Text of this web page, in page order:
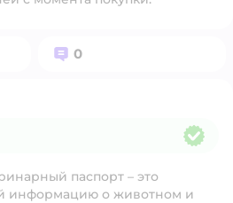
Вопросов:
0
паспорт – это
информацию о животном и